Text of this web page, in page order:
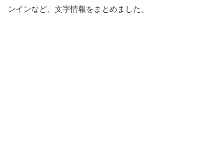
ンインなど、文字情報をまとめました。